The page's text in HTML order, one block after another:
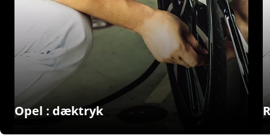
Opel : dæktryk